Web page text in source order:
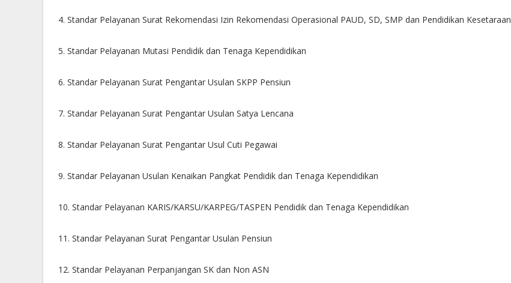
4. Standar Pelayanan Surat Rekomendasi Izin Rekomendasi Operasional PAUD, SD, SMP dan Pendidikan Kesetaraan
5. Standar Pelayanan Mutasi Pendidik dan Tenaga Kependidikan
6. Standar Pelayanan Surat Pengantar Usulan SKPP Pensiun
7. Standar Pelayanan Surat Pengantar Usulan Satya Lencana
8. Standar Pelayanan Surat Pengantar Usul Cuti Pegawai
9. Standar Pelayanan Usulan Kenaikan Pangkat Pendidik dan Tenaga Kependidikan
10. Standar Pelayanan KARIS/KARSU/KARPEG/TASPEN Pendidik dan Tenaga Kependidikan
11. Standar Pelayanan Surat Pengantar Usulan Pensiun
12. Standar Pelayanan Perpanjangan SK dan Non ASN